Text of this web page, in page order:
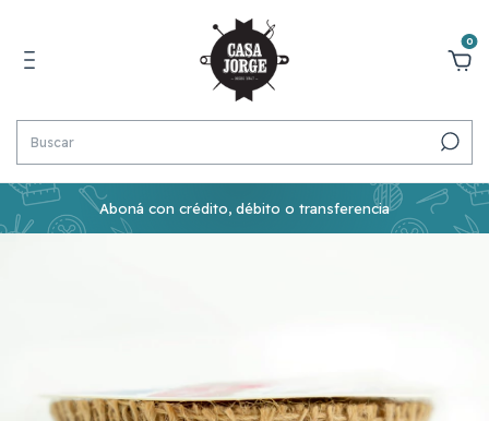
0
Aboná con crédito, débito o transferencia